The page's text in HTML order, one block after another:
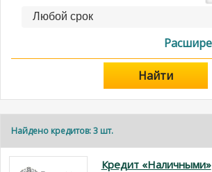
Любой срок
Найти
Найдено кредитов: 3 шт.
Кредит «Наличными»